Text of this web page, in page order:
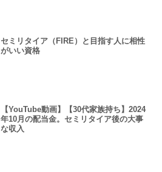
セミリタイア（FIRE）と目指す人に相性
がいい資格
【YouTube動画】【30代家族持ち】2024
年10月の配当金。セミリタイア後の大事
な収入